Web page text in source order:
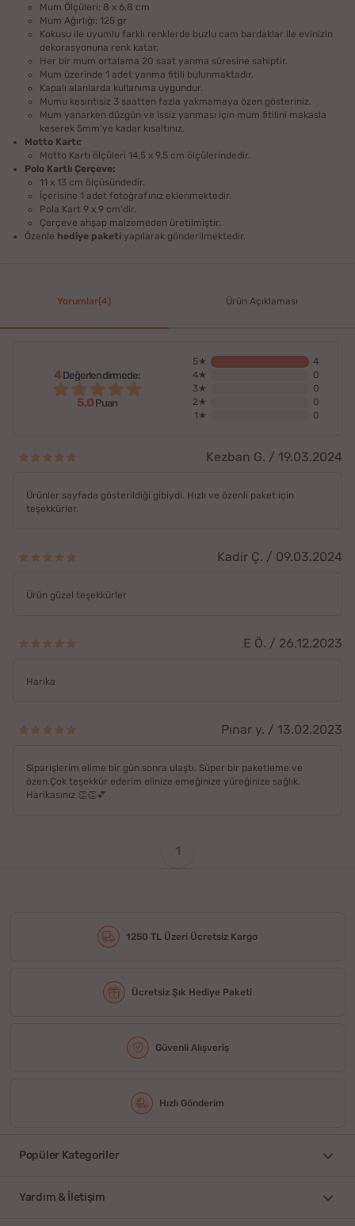
Mum Ölçüleri: 8 x 6,8 cm
Mum Ağırlığı: 125 gr
Kokusu ile uyumlu farklı renklerde buzlu cam bardaklar ile evinizin
dekorasyonuna renk katar.
Her bir mum ortalama 20 saat yanma süresine sahiptir.
Mum üzerinde 1 adet yanma fitili bulunmaktadır.
Kapalı alanlarda kullanıma uygundur.
Mumu kesintisiz 3 saatten fazla yakmamaya özen gösteriniz.
Mum yanarken düzgün ve issiz yanması için mum fitilini makasla
keserek 5mm'ye kadar kısaltınız.
Motto Kartı:
Motto Kartı ölçüleri 14,5 x 9,5 cm ölçülerindedir.
Polo Kartlı Çerçeve:
11 x 13 cm ölçüsündedir.
İçerisine 1 adet fotoğrafınız eklenmektedir.
Pola Kart 9 x 9 cm'dir.
Çerçeve ahşap malzemeden üretilmiştir.
Özenle hediye paketi yapılarak gönderilmektedir.
Yorumlar(4) Ürün Açıklaması
4Değerlendirmede:
5,0Puan
5★
4
4★
0
3★
0
2★
0
1★
0
Kezban G. / 19.03.2024
Ürünler sayfada gösterildiği gibiydi. Hızlı ve özenli paket için
teşekkürler.
Kadir Ç. / 09.03.2024
Ürün güzel teşekkürler
E Ö. / 26.12.2023
Harika
Pınar y. / 13.02.2023
Siparişlerim elime bir gün sonra ulaştı. Süper bir paketleme ve
özen.Çok teşekkür ederim elinize emeğinize yüreğinize sağlık.
Harikasınız 👏👏💕
1
1250 TL Üzeri Ücretsiz Kargo
Ücretsiz Şık Hediye Paketi
Güvenli Alışveriş
Hızlı Gönderim
Popüler Kategoriler
Yardım & İletişim